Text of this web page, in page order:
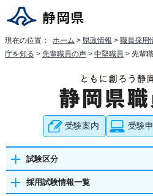
現在の位置： ホーム > 県政情報 > 職員採用
庁を知る > 先輩職員の声 > 中堅職員 > 先輩
受験案内 受験
試験区分
採用試験情報一覧